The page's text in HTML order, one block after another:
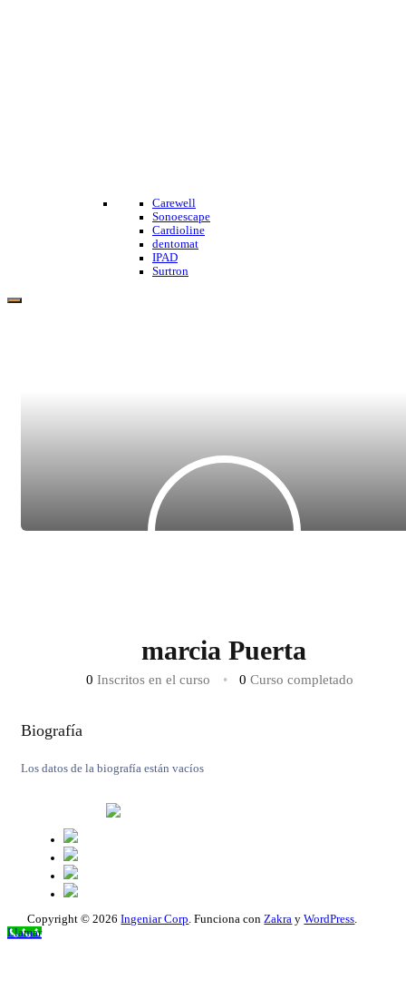
Carewell
Sonoescape
Cardioline
dentomat
IPAD
Surtron
marcia Puerta
0 Inscritos en el curso • 0 Curso completado
Biografía
Los datos de la biografía están vacíos
Copyright © 2026Ingeniar Corp. Funciona conZakra yWordPress.
Scroll
Llamar